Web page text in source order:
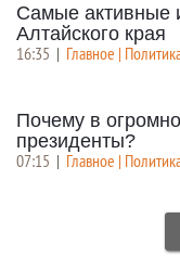
Самые активные
Алтайского края
16:35 | Главное |
Почему в
президенты?
07:15 | Главное |